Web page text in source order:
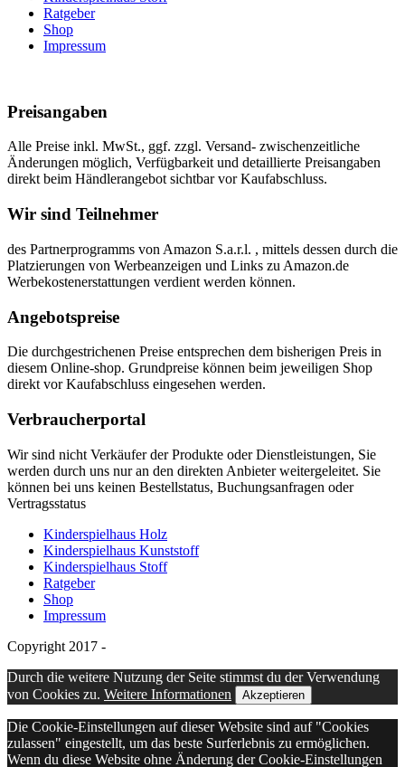
Ratgeber
Shop
Impressum
Preisangaben
Alle Preise inkl. MwSt., ggf. zzgl. Versand- zwischenzeitliche
Änderungen möglich, Verfügbarkeit und detaillierte Preisangaben
direkt beim Händlerangebot sichtbar vor Kaufabschluss.
Wir sind Teilnehmer
des Partnerprogramms von Amazon S.a.r.l. , mittels dessen durch die
Platzierungen von Werbeanzeigen und Links zu Amazon.de
Werbekostenerstattungen verdient werden können.
Angebotspreise
Die durchgestrichenen Preise entsprechen dem bisherigen Preis in
diesem Online-shop. Grundpreise können beim jeweiligen Shop
direkt vor Kaufabschluss eingesehen werden.
Verbraucherportal
Wir sind nicht Verkäufer der Produkte oder Dienstleistungen, Sie
werden durch uns nur an den direkten Anbieter weitergeleitet. Sie
können bei uns keinen Bestellstatus, Buchungsanfragen oder
Vertragsstatus
Kinderspielhaus Holz
Kinderspielhaus Kunststoff
Kinderspielhaus Stoff
Ratgeber
Shop
Impressum
Copyright 2017 -
Durch die weitere Nutzung der Seite stimmst du der Verwendung
von Cookies zu. Weitere Informationen Akzeptieren
Die Cookie-Einstellungen auf dieser Website sind auf "Cookies
zulassen" eingestellt, um das beste Surferlebnis zu ermöglichen.
Wenn du diese Website ohne Änderung der Cookie-Einstellungen